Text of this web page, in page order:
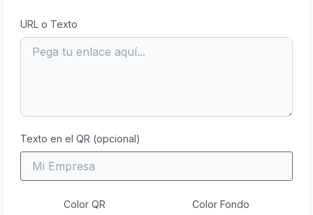
URL o Texto
Texto en el QR (opcional)
Color QR Color Fondo